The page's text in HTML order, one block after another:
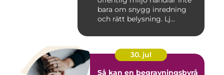
bara om snygg inredning
och rätt belysning. Lj...
30. jul
Så kan en begravningsbyrå